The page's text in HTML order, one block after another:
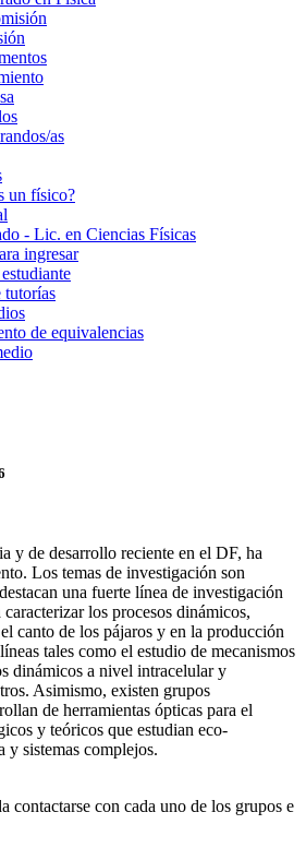
as
un físico?
- Lic. en Ciencias Físicas
ingresar
tutorías
de equivalencias
y de desarrollo reciente en el DF, ha
Los temas de investigación son
una fuerte línea de investigación
los procesos dinámicos,
canto de los pájaros y en la producción
tales como el estudio de mecanismos
dinámicos a nivel intracelular y
Asimismo, existen grupos
de herramientas ópticas para el
y teóricos que estudian eco-
y sistemas complejos.
contactarse con cada uno de los grupos e